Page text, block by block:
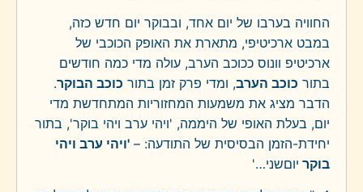
החוויה בערבו של יום אחד, ובבוקר יום חדש כזה,
במבט ארכיטיפי, מתארת את האופק הכוכבי של
ארכיטיפ וונוס ככוכב הערב, עולה מדי כמה חודשים
בתור כוכב הערב, ומדי פרק זמן בתור כוכב הבוקר.
הדבר מציג את משמעות המחזוריות המתחדשת מדי
יום, בעלת האופי של היממה, 'ויהי ערב ויהי בוקר', בתור
יחידת-הזמן הבסיסית של התודעה: – 'ויהי ערב ויהי
בוקר יוםשני…'